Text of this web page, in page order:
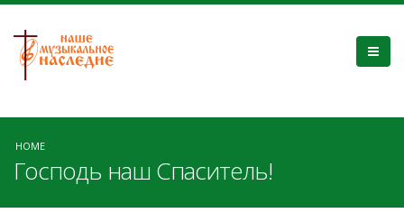
HOME
Господь наш Спаситель!